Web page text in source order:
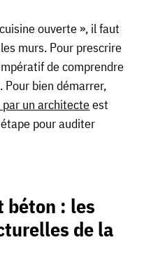
ouverte », il faut
murs. Pour prescrire
de comprendre
Pour bien démarrer,
un architecteest
pour auditer
béton : les
de la